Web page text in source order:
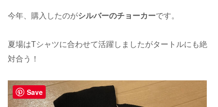
今年、購入したのがシルバーのチョーカーです。
夏場はTシャツに合わせて活躍しましたがタートルにも絶
対合う！
Save